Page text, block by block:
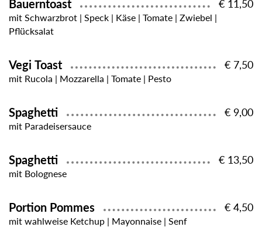
Bauerntoast € 11,50
mit Schwarzbrot | Speck | Käse | Tomate | Zwiebel |
Pflücksalat
Vegi Toast € 7,50
mit Rucola | Mozzarella | Tomate | Pesto
Spaghetti € 9,00
mit Paradeisersauce
Spaghetti € 13,50
mit Bolognese
Portion Pommes € 4,50
mit wahlweise Ketchup | Mayonnaise | Senf